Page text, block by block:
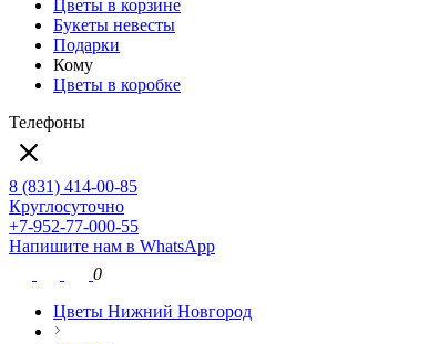
Цветы в корзине
Букеты невесты
Подарки
Кому
Цветы в коробке
Телефоны
8 (831) 414-00-85
Круглосуточно
+7-952-77-000-55
Напишите нам в WhatsApp
0
Цветы Нижний Новгород